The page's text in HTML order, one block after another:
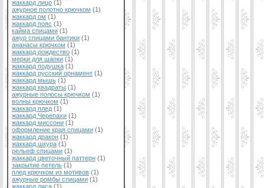
жаккард лицо (1)
ажурное полотно крючком (1)
жаккард ом (1)
жаккард пояс (1)
кайма спицами (1)
ажур спицами бантики (1)
ананасы крючком (1)
жаккард рождество (1)
мерки для шапки (1)
жаккард подушка (1)
жаккард русский орнамент (1)
жаккард мышь (1)
жаккард квадраты (1)
ажурные полосы крючком (1)
волны крючком (1)
жаккард плед (1)
жаккард Черепахи (1)
жаккард миссони (1)
оформление края спицами (1)
жаккард дракон (1)
жаккард шкура (1)
рельеф спицами (1)
жаккард цветочный паттерн (1)
закрытие петель (1)
плед крючком из мотивов (1)
ажурные ромбы спицами (1)
жаккард лиса (1)